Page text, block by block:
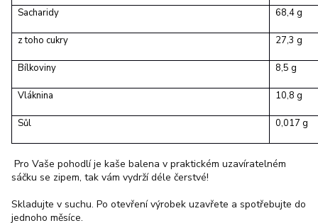
Sacharidy 68,4 g
z toho cukry 27,3 g
Bílkoviny 8,5 g
Vláknina 10,8 g
Sůl 0,017 g
Pro Vaše pohodlí je kaše balena v praktickém uzavíratelném
sáčku se zipem, tak vám vydrží déle čerstvé!
Skladujte v suchu. Po otevření výrobek uzavřete a spotřebujte do
jednoho měsíce.